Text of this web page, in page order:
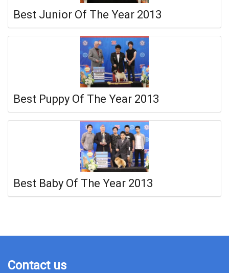
Best Junior Of The Year 2013
Best Puppy Of The Year 2013
Best Baby Of The Year 2013
Contact us